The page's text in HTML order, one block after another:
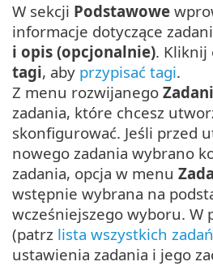
W sekcji Podstawowe
informacje dotyczące
i opis (opcjonalnie). Kliknij
tagi, aby przypisać tagi.
Z menu rozwijanego
zadania, które chcesz
skonfigurować. Jeśli przed
nowego zadania wybrano
zadania, opcja w menu
wstępnie wybrana na
wcześniejszego wyboru. W
(patrz lista wszystkich zadań
ustawienia zadania i jego